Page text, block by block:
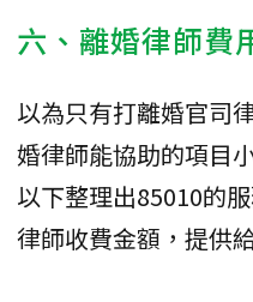
六、離婚律師費
以為只有打離婚官司
婚律師能協助的項目
以下整理出85010的
律師收費金額，提供